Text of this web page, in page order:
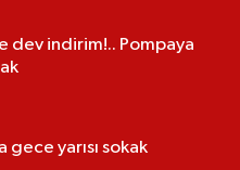
dev indirim!.. Pompaya
yarısı sokak